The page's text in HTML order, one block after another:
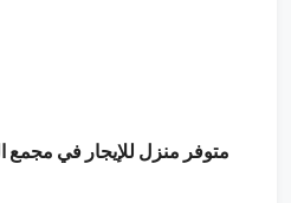
متوفر منزل للإيجار في